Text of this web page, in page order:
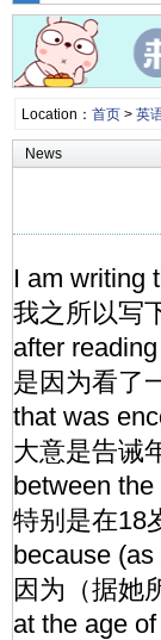
Location： 首页> 英
News
I am writing
我之所以写
after
是因为看了
that was
大意是告诫
between
特别是在18
because
因为（据她
at the age